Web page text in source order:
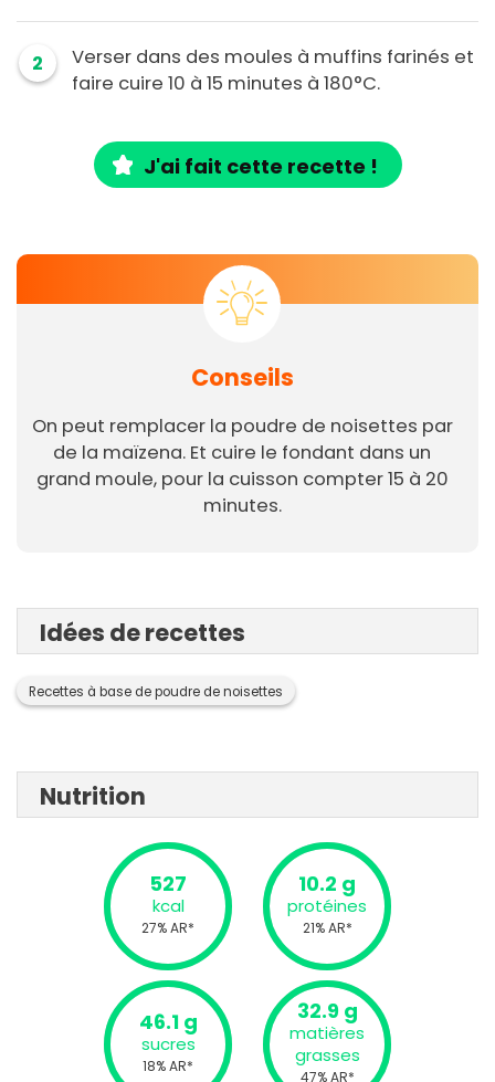
2
Verser dans des moules à muffins farinés et
faire cuire 10 à 15 minutes à 180°C.
J'ai fait cette recette !
Conseils
On peut remplacer la poudre de noisettes par
de la maïzena. Et cuire le fondant dans un
grand moule, pour la cuisson compter 15 à 20
minutes.
Idées de recettes
Recettes à base de poudre de noisettes
Nutrition
527
kcal
27% AR*
10.2 g
protéines
21% AR*
46.1 g
sucres
18% AR*
32.9 g
matières
grasses
47% AR*